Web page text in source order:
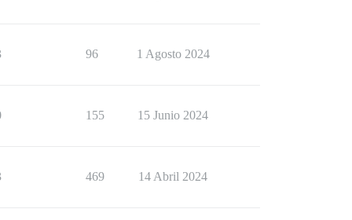
96 1 Agosto 2024
155 15 Junio 2024
469 14 Abril 2024